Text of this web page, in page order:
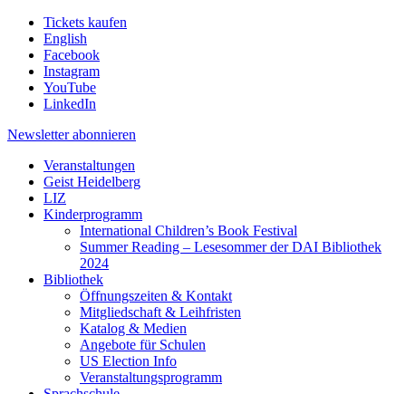
Tickets kaufen
English
Facebook
Instagram
YouTube
LinkedIn
Newsletter abonnieren
Veranstaltungen
Geist Heidelberg
LIZ
Kinderprogramm
International Children’s Book Festival
Summer Reading – Lesesommer der DAI Bibliothek
2024
Bibliothek
Öffnungszeiten & Kontakt
Mitgliedschaft & Leihfristen
Katalog & Medien
Angebote für Schulen
US Election Info
Veranstaltungsprogramm